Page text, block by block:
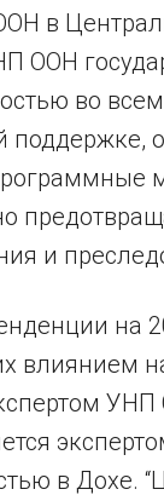
в
ООН
во
и
на
влиянием
в Дохе.